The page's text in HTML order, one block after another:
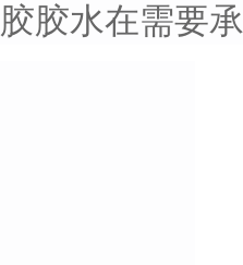
胶胶水在需要